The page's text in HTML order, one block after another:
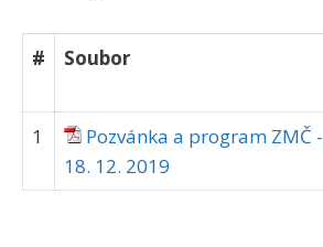
# Soubor
1
Pozvánka a program ZMČ -
18. 12. 2019